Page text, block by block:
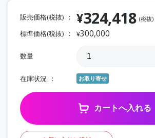
販売価格(税抜) ¥324,418 (税抜)
標準価格(税抜) ¥300,000
数量
在庫状況 お取り寄せ
カートへ入れる